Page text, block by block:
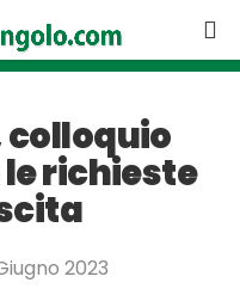
richieste
2023